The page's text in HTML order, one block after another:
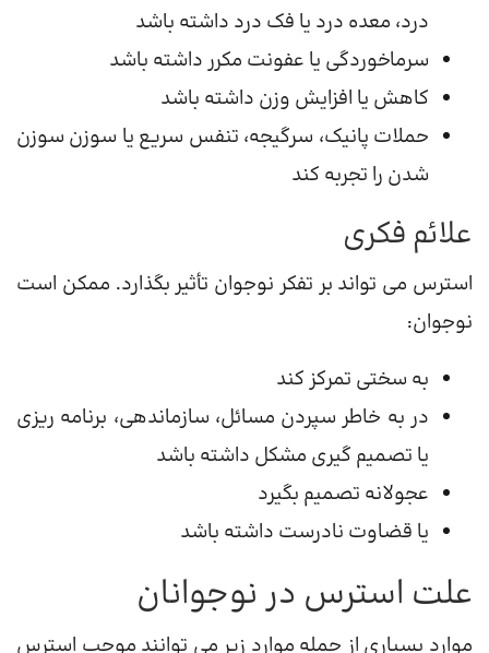
درد، معده درد یا فک درد داشته باشد
سرماخوردگی یا عفونت مکرر داشته باشد
کاهش یا افزایش وزن داشته باشد
حملات پانیک، سرگیجه، تنفس سریع یا سوزن سوزن
شدن را تجربه کند
علائم فکری
استرس می تواند بر تفکر نوجوان تأثیر بگذارد. ممکن است
نوجوان:
به سختی تمرکز کند
در به خاطر سپردن مسائل، سازماندهی، برنامه ریزی
یا تصمیم گیری مشکل داشته باشد
عجولانه تصمیم بگیرد
یا قضاوت نادرست داشته باشد
علت استرس در نوجوانان
موارد بسیاری از جمله موارد زیر می توانند موجب استرس